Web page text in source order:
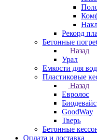
Рекорд
Бетонные
Назад
Урал
Емкости для
Пластиковые
Назад
Евролос
Биодевайс
GoodWay
Тверь
Бетонные
Оплата и доставка